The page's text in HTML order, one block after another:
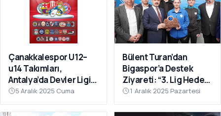
Çanakkalespor U12–
u14 Takımları,
Antalya’da Devler Ligi
Sahnesinde!
5 Aralık 2025 Cuma
Bülent Turan’dan
Bigaspor’a Destek
Ziyareti: “3. Lig Hedefi
Çok Yakın”
1 Aralık 2025 Pazartesi